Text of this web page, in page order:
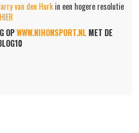
van den Hurk in een hogere resolutie
HIER
OPWWW.NIHONSPORT.NL MET DE